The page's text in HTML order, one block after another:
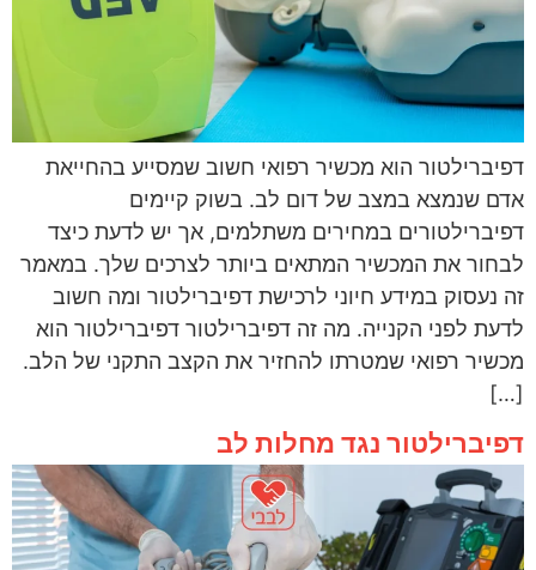
דפיברילטור הוא מכשיר רפואי חשוב שמסייע בהחייאת
אדם שנמצא במצב של דום לב. בשוק קיימים
דפיברילטורים במחירים משתלמים, אך יש לדעת כיצד
לבחור את המכשיר המתאים ביותר לצרכים שלך. במאמר
זה נעסוק במידע חיוני לרכישת דפיברילטור ומה חשוב
לדעת לפני הקנייה. מה זה דפיברילטור דפיברילטור הוא
מכשיר רפואי שמטרתו להחזיר את הקצב התקני של הלב.
[…]
דפיברילטור נגד מחלות לב